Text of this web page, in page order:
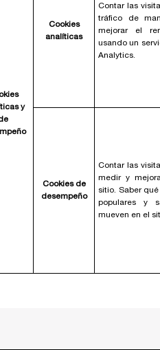
y
Cookies
analíticas
Contar las
tráfico de
mejorar el
usando un
Analytics.
Cookies de
desempeño
Contar las
medir y
sitio. Saber
populares y
mueven en el